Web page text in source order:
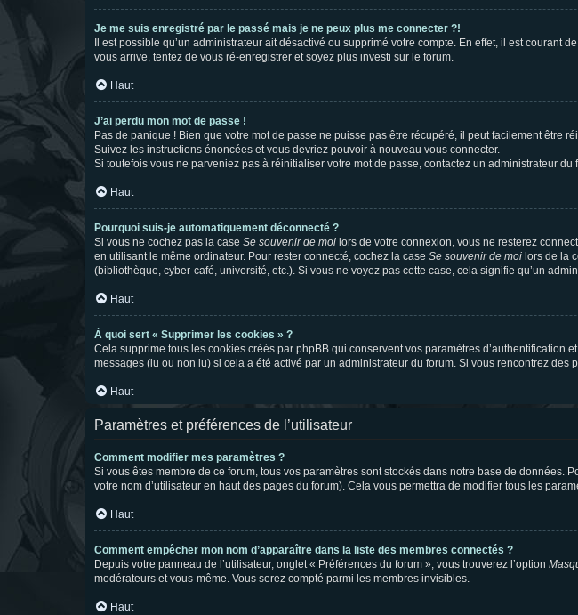
Je me suis enregistré par le passé mais je ne peux plus me connecter ?!
Il est possible qu’un administrateur ait désactivé ou supprimé votre compte. En effet, il est
vous arrive, tentez de vous ré-enregistrer et soyez plus investi sur le forum.
Haut
J’ai perdu mon mot de passe !
Pas de panique ! Bien que votre mot de passe ne puisse pas être récupéré, il peut facilement être
Suivez les instructions énoncées et vous devriez pouvoir à nouveau vous connecter.
Si toutefois vous ne parveniez pas à réinitialiser votre mot de passe, contactez un administrateur du
Haut
Pourquoi suis-je automatiquement déconnecté ?
Si vous ne cochez pas la case Se souvenir de moi lors de votre connexion, vous ne resterez
en utilisant le même ordinateur. Pour rester connecté, cochez la case Se souvenir de moi lors de la
(bibliothèque, cyber-café, université, etc.). Si vous ne voyez pas cette case, cela signifie qu’un
Haut
À quoi sert « Supprimer les cookies » ?
Cela supprime tous les cookies créés par phpBB qui conservent vos paramètres
messages (lu ou non lu) si cela a été activé par un administrateur du forum. Si vous rencontrez
Haut
Paramètres et préférences de l’utilisateur
Comment modifier mes paramètres ?
Si vous êtes membre de ce forum, tous vos paramètres sont stockés dans notre base de données.
votre nom d’utilisateur en haut des pages du forum). Cela vous permettra de modifier tous les
Haut
Comment empêcher mon nom d’apparaître dans la liste des membres connectés ?
Depuis votre panneau de l’utilisateur, onglet « Préférences du forum », vous trouverez l’option
modérateurs et vous-même. Vous serez compté parmi les membres invisibles.
Haut